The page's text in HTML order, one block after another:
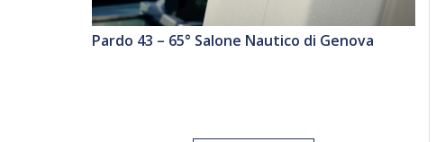
Pardo 43 – 65° Salone Nautico di Genova